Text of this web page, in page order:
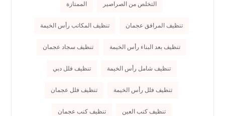
التخلص من الصراصير الممتازة
تنظيف المرافق عجمان تنظيف المكاتب رأس الخيمة
تنظيف بعد البناء رأس الخيمة تنظيف سجاد عجمان
تنظيف شامل رأس الخيمة تنظيف فلل دبي
تنظيف فلل رأس الخيمة تنظيف فلل عجمان
تنظيف كنب العين تنظيف كنب عجمان